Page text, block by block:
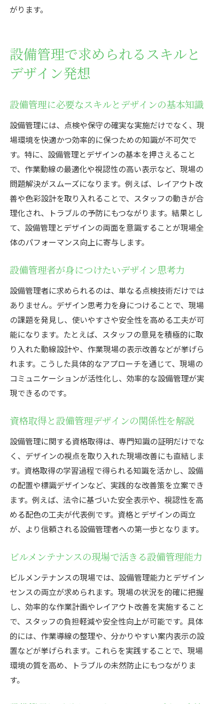
がります。
設備管理で求められるスキルと
デザイン発想
設備管理に必要なスキルとデザインの基本知識
設備管理には、点検や保守の確実な実施だけでなく、現
場環境を快適かつ効率的に保つための知識が不可欠で
す。特に、設備管理とデザインの基本を押さえること
で、作業動線の最適化や視認性の高い表示など、現場の
問題解決がスムーズになります。例えば、レイアウト改
善や色彩設計を取り入れることで、スタッフの動きが合
理化され、トラブルの予防にもつながります。結果とし
て、設備管理とデザインの両面を意識することが現場全
体のパフォーマンス向上に寄与します。
設備管理者が身につけたいデザイン思考力
設備管理者に求められるのは、単なる点検技術だけでは
ありません。デザイン思考力を身につけることで、現場
の課題を発見し、使いやすさや安全性を高める工夫が可
能になります。たとえば、スタッフの意見を積極的に取
り入れた動線設計や、作業現場の表示改善などが挙げら
れます。こうした具体的なアプローチを通じて、現場の
コミュニケーションが活性化し、効率的な設備管理が実
現できるのです。
資格取得と設備管理デザインの関係性を解説
設備管理に関する資格取得は、専門知識の証明だけでな
く、デザインの視点を取り入れた現場改善にも直結しま
す。資格取得の学習過程で得られる知識を活かし、設備
の配置や標識デザインなど、実践的な改善策を立案でき
ます。例えば、法令に基づいた安全表示や、視認性を高
める配色の工夫が代表例です。資格とデザインの両立
が、より信頼される設備管理者への第一歩となります。
ビルメンテナンスの現場で活きる設備管理能力
ビルメンテナンスの現場では、設備管理能力とデザイン
センスの両立が求められます。現場の状況を的確に把握
し、効率的な作業計画やレイアウト改善を実施すること
で、スタッフの負担軽減や安全性向上が可能です。具体
的には、作業導線の整理や、分かりやすい案内表示の設
置などが挙げられます。これらを実践することで、現場
環境の質を高め、トラブルの未然防止にもつながりま
す。